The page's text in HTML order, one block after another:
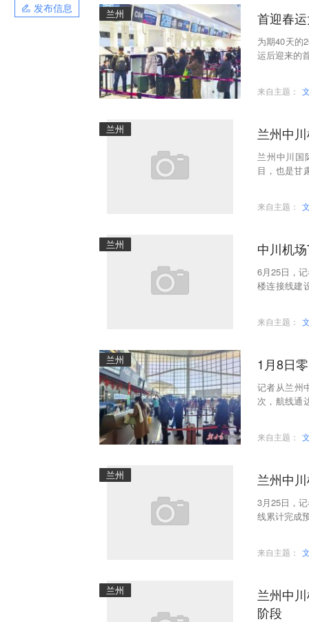
发布信息
兰州 首迎春
为期40天的
运后迎来的
来自主题：
兰州 兰州中
兰州中川国
目，也是甘
来自主题：
兰州 中川机
6月25日，
楼连接线建
来自主题：
兰州 1月8日
记者从兰州
次，航线通
来自主题：
兰州 兰州中
3月25日，
线累计完成
来自主题：
兰州
兰州中
阶段